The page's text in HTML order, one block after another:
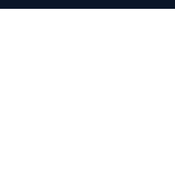
Wc Verstopt Bergen